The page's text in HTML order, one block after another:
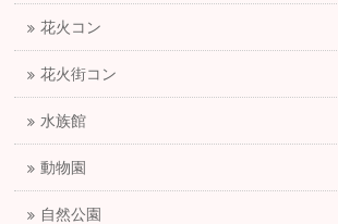
花火コン
花火街コン
水族館
動物園
自然公園